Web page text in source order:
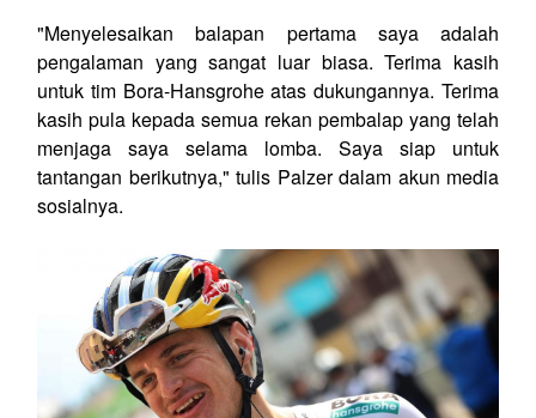
"Menyelesaikan balapan pertama saya adalah
pengalaman yang sangat luar biasa. Terima kasih
untuk tim Bora-Hansgrohe atas dukungannya. Terima
kasih pula kepada semua rekan pembalap yang telah
menjaga saya selama lomba. Saya siap untuk
tantangan berikutnya," tulis Palzer dalam akun media
sosialnya.